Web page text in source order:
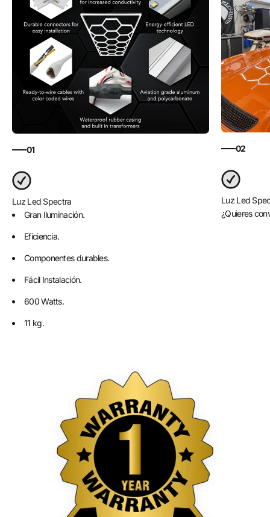
01
Luz Led Spectra
Gran Iluminación.
Eficiencia.
Componentes durables.
Fácil Instalación.
600 Watts.
11 kg.
02
Luz Led
¿Quieres